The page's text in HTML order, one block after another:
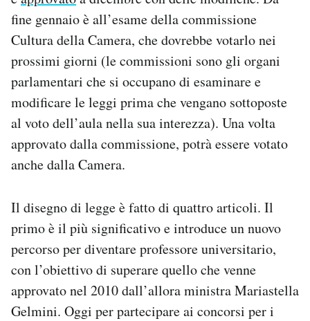
fine gennaio è all’esame della commissione
Cultura della Camera, che dovrebbe votarlo nei
prossimi giorni (le commissioni sono gli organi
parlamentari che si occupano di esaminare e
modificare le leggi prima che vengano sottoposte
al voto dell’aula nella sua interezza). Una volta
approvato dalla commissione, potrà essere votato
anche dalla Camera.
Il disegno di legge è fatto di quattro articoli. Il
primo è il più significativo e introduce un nuovo
percorso per diventare professore universitario,
con l’obiettivo di superare quello che venne
approvato nel 2010 dall’allora ministra Mariastella
Gelmini. Oggi per partecipare ai concorsi per i